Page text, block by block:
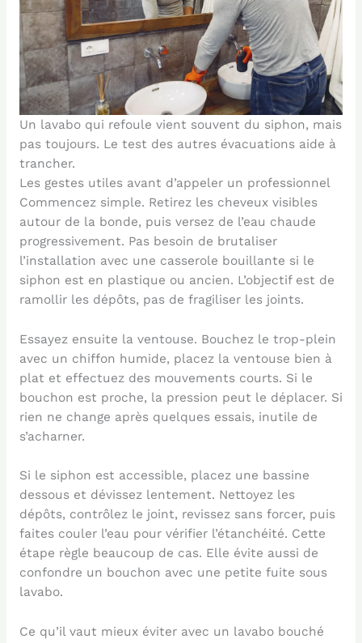
Un lavabo qui refoule vient souvent du siphon, mais
pas toujours. Le test des autres évacuations aide à
trancher.
Les gestes utiles avant d’appeler un professionnel
Commencez simple. Retirez les cheveux visibles
autour de la bonde, puis versez de l’eau chaude
progressivement. Pas besoin de brutaliser
l’installation avec une casserole bouillante si le
siphon est en plastique ou ancien. L’objectif est de
ramollir les dépôts, pas de fragiliser les joints.
Essayez ensuite la ventouse. Bouchez le trop-plein
avec un chiffon humide, placez la ventouse bien à
plat et effectuez des mouvements courts. Si le
bouchon est proche, la pression peut le déplacer. Si
rien ne change après quelques essais, inutile de
s’acharner.
Si le siphon est accessible, placez une bassine
dessous et dévissez lentement. Nettoyez les
dépôts, contrôlez le joint, revissez sans forcer, puis
faites couler l’eau pour vérifier l’étanchéité. Cette
étape règle beaucoup de cas. Elle évite aussi de
confondre un bouchon avec une petite fuite sous
lavabo.
Ce qu’il vaut mieux éviter avec un lavabo bouché